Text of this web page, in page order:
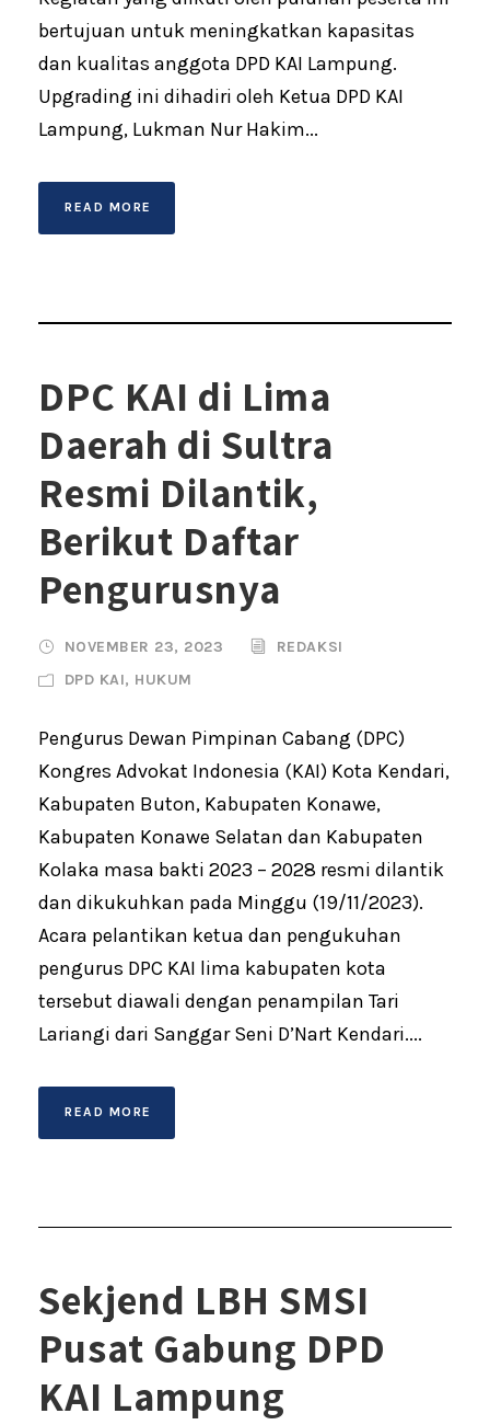
bertujuan untuk meningkatkan kapasitas
dan kualitas anggota DPD KAI Lampung.
Upgrading ini dihadiri oleh Ketua DPD KAI
Lampung, Lukman Nur Hakim...
READ MORE
DPC KAI di Lima
Daerah di Sultra
Resmi Dilantik,
Berikut Daftar
Pengurusnya
NOVEMBER 23, 2023
REDAKSI
DPD KAI, HUKUM
Pengurus Dewan Pimpinan Cabang (DPC)
Kongres Advokat Indonesia (KAI) Kota Kendari,
Kabupaten Buton, Kabupaten Konawe,
Kabupaten Konawe Selatan dan Kabupaten
Kolaka masa bakti 2023 – 2028 resmi dilantik
dan dikukuhkan pada Minggu (19/11/2023).
Acara pelantikan ketua dan pengukuhan
pengurus DPC KAI lima kabupaten kota
tersebut diawali dengan penampilan Tari
Lariangi dari Sanggar Seni D’Nart Kendari....
READ MORE
Sekjend LBH SMSI
Pusat Gabung DPD
KAI Lampung